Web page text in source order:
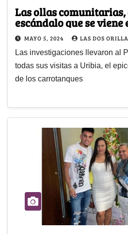
Las ollas
escándalo que se viene
MAYO 5, 2024 LAS DOS
Las investigaciones llevaron al
todas sus visitas a Uribia, el
de los carrotanques